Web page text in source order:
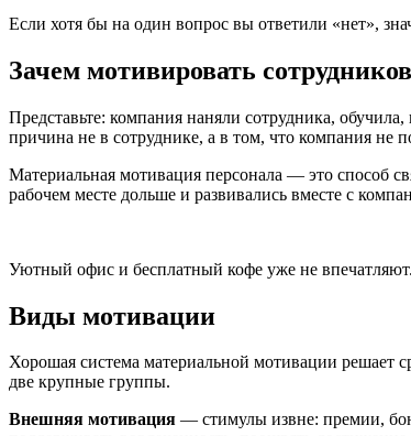
Если хотя бы на один вопрос вы ответили «нет»,
Зачем мотивировать сотрудников
Представьте: компания наняли сотрудника,
причина не в сотруднике, а в том, что компания не
Материальная мотивация персонала — это способ
рабочем месте дольше и развивались вместе с
Уютный офис и бесплатный кофе уже не
Виды мотивации
Хорошая система материальной мотивации решает
две крупные группы.
Внешняя мотивация — стимулы извне: премии,